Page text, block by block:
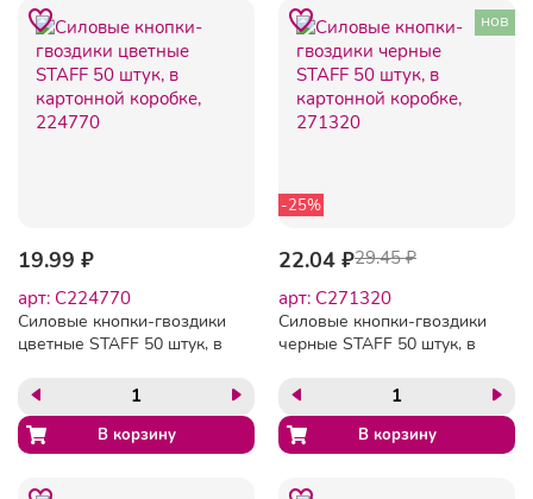
19.99 ₽
арт: C224770
Силовые кнопки-гвоздики
цветные STAFF 50 штук, в
224770
-25%
нов
22.04 ₽29.45 ₽
арт: C271320
Силовые кнопки-гвоздики
черные STAFF 50 штук, в
271320